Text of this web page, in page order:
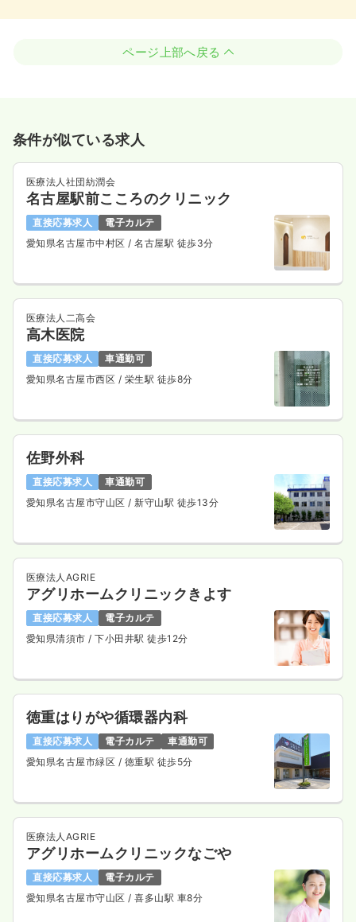
ページ上部へ戻る
条件が似ている求人
医療法人社団紡潤会
名古屋駅前こころのクリニック
直接応募求人
電子カルテ
愛知県名古屋市中村区/ 名古屋駅 徒歩3分
医療法人二高会
高木医院
直接応募求人
車通勤可
愛知県名古屋市西区 / 栄生駅 徒歩8分
佐野外科
直接応募求人
車通勤可
愛知県名古屋市守山区/ 新守山駅 徒歩13分
医療法人AGRIE
アグリホームクリニックきよす
直接応募求人
電子カルテ
愛知県清須市/ 下小田井駅 徒歩12分
徳重はりがや循環器内科
直接応募求人 電子カルテ
車通勤可
愛知県名古屋市緑区 / 徳重駅 徒歩5分
医療法人AGRIE
アグリホームクリニックなごや
直接応募求人
電子カルテ
愛知県名古屋市守山区/ 喜多山駅 車8分